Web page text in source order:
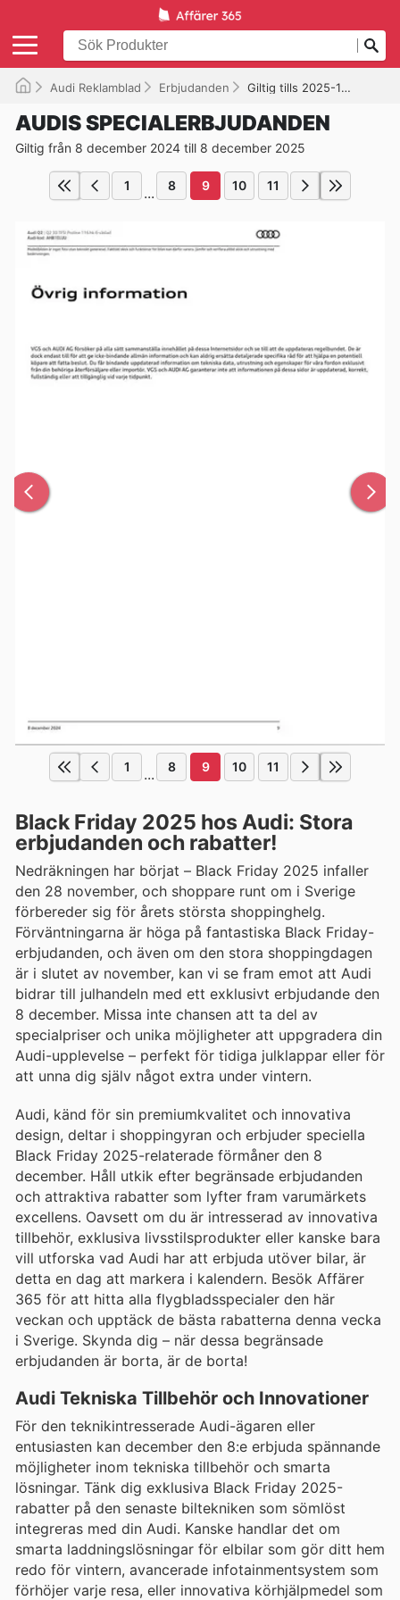
Audi Reklamblad Erbjudanden Giltig tills 2025-12-08
AUDIS SPECIALERBJUDANDEN
Giltig från 8 december 2024 till 8 december 2025
1 ... 8 9 10 11
1 ... 8 9 10 11
Black Friday 2025 hos Audi: Stora
erbjudanden och rabatter!
Nedräkningen har börjat – Black Friday 2025 infaller
den 28 november, och shoppare runt om i Sverige
förbereder sig för årets största shoppinghelg.
Förväntningarna är höga på fantastiska Black Friday-
erbjudanden, och även om den stora shoppingdagen
är i slutet av november, kan vi se fram emot att Audi
bidrar till julhandeln med ett exklusivt erbjudande den
8 december. Missa inte chansen att ta del av
specialpriser och unika möjligheter att uppgradera din
Audi-upplevelse – perfekt för tidiga julklappar eller för
att unna dig själv något extra under vintern.
Audi, känd för sin premiumkvalitet och innovativa
design, deltar i shoppingyran och erbjuder speciella
Black Friday 2025-relaterade förmåner den 8
december. Håll utkik efter begränsade erbjudanden
och attraktiva rabatter som lyfter fram varumärkets
excellens. Oavsett om du är intresserad av innovativa
tillbehör, exklusiva livsstilsprodukter eller kanske bara
vill utforska vad Audi har att erbjuda utöver bilar, är
detta en dag att markera i kalendern. Besök Affärer
365 för att hitta alla flygbladsspecialer den här
veckan och upptäck de bästa rabatterna denna vecka
i Sverige. Skynda dig – när dessa begränsade
erbjudanden är borta, är de borta!
Audi Tekniska Tillbehör och Innovationer
För den teknikintresserade Audi-ägaren eller
entusiasten kan december den 8:e erbjuda spännande
möjligheter inom tekniska tillbehör och smarta
lösningar. Tänk dig exklusiva Black Friday 2025-
rabatter på den senaste biltekniken som sömlöst
integreras med din Audi. Kanske handlar det om
smarta laddningslösningar för elbilar som gör ditt hem
redo för vintern, avancerade infotainmentsystem som
förhöjer varje resa, eller innovativa körhjälpmedel som